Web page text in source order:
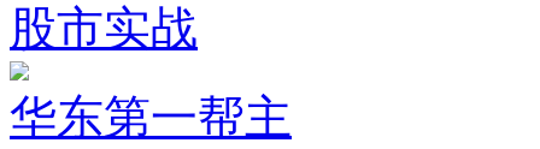
股市实战
华东第一帮主